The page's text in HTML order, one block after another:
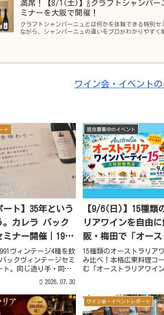
満席！【8/1(土)】🍾クラフトシャンパ
ミナーを大阪で開催！
クラフトシャンパーニュとは何かを体験できる特別
ながら、シャンパーニュの違いをプロがわかりやすく
ワイン会・イベント
ト
ート】35年という
。カレラ バック
ナー開催｜1991
種を水平試飲
ヴィンテージ4種を飲
ックヴィンテージセミ
ト。同じ造り手・同じ
魅力、ジョシュ・ジェ
紹介します。
2026.07.30
現在募集中のイベント
【9/6(日)】15種類
リアワインを自由
阪・梅田で「オー
ンパーティー」開催
15種類のオーストラリア
み比べ！本格広東料理コ
む「オーストラリアワイ
催。来日ゲストとの交流
格でのワイン購入も楽し
ワイン会・イベントレポート